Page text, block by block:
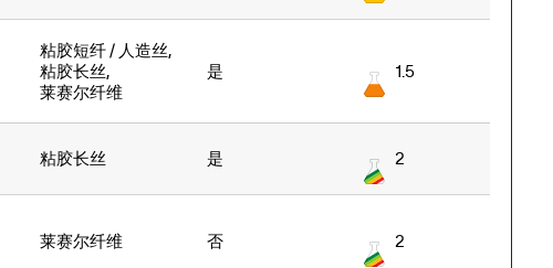
粘胶短纤 / 人造丝,
粘胶长丝,
莱赛尔纤维
是 1.5
粘胶长丝 是 2
莱赛尔纤维 否 2